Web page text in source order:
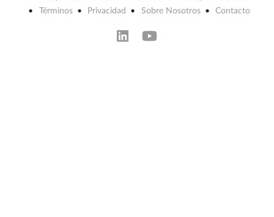
Términos
Privacidad Sobre Nosotros Contacto